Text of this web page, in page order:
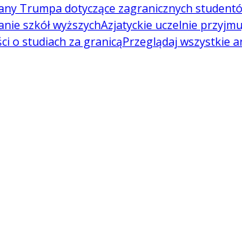
Trumpa dotyczące zagranicznych
szkół wyższychAzjatyckie uczelnie
o studiach za granicąPrzeglądaj wszystkie